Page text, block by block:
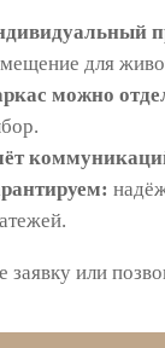
для
можно
заявку или